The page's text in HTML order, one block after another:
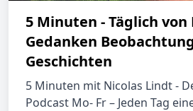
5 Minuten - Täglich von
Gedanken
Geschichten
5 Minuten mit Nicolas Lindt -
Podcast Mo- Fr – Jeden Tag